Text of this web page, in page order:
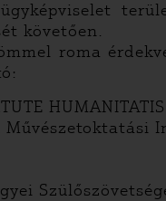
követően.
roma
Művészetoktatási